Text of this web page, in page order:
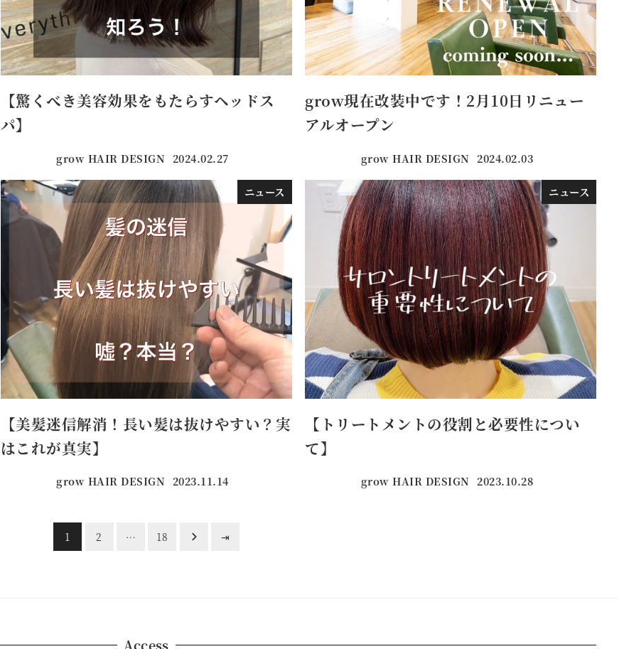
【驚くべき美容効果をもたらすヘッドス
パ】
grow HAIR DESIGN 投稿日
2024.02.27
grow現在改装中です！2月10日リニュー
アルオープン
grow HAIR DESIGN 投稿日
2024.02.03
ニュース
【美髪迷信解消！長い髪は抜けやすい？実
はこれが真実】
grow HAIR DESIGN 投稿日
2023.11.14
ニュース
【トリートメントの役割と必要性につい
て】
grow HAIR DESIGN 投稿日
2023.10.28
1 2 … 18 ⇥
Access